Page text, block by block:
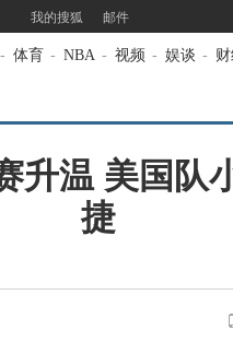
我的搜狐 邮件
- 体育 - NBA - 视频 - 娱谈 -
升温 美国队
捷